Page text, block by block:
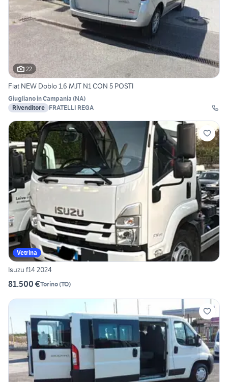
22
Fiat NEW Doblo 1.6 MJT N1 CON 5 POSTI
Giugliano in Campania (NA)
Rivenditore FRATELLI REGA
Vetrina
Isuzu f14 2024
81.500 €Torino(TO)